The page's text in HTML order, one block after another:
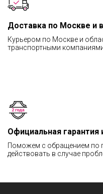
Доставка по Москве и
Курьером по Москве и
транспортными
Официальная
Поможем с обращением по
действовать в случае